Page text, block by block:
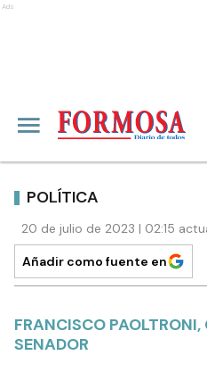
Ads
POLÍTICA
20 de julio de 2023 | 02:15
Añadir como fuente en
FRANCISCO
SENADOR